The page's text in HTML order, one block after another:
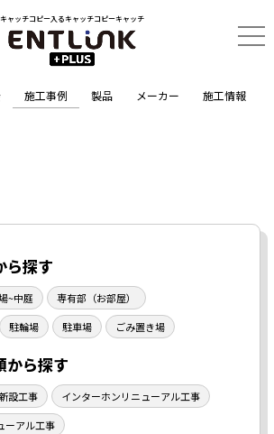
キャッチコピー入るキャッチコピーキャッチ
施工事例 製品 メーカー 施工情報
ら探す
~中庭
専有部（お部屋）
駐輪場 駐車場 ごみ置き場
から探す
設工事
インターホンリニューアル工事
ーアル工事